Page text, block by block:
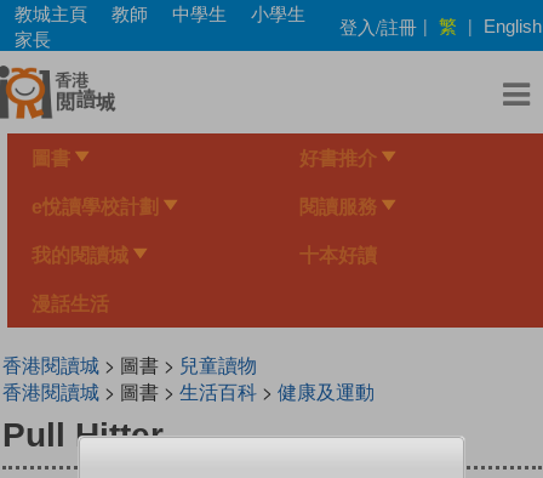
Skip
main
content
教城主頁 教師 中學生
小學生
家長
登入/註冊 | 繁 | English
圖書 好書推介
e悅讀學校計劃 閱讀服務
我的閱讀城 十本好讀
漫話生活
香港閱讀城> 圖書 > 兒童讀物
香港閱讀城> 圖書 > 生活百科> 健康及運動
Pull Hitter